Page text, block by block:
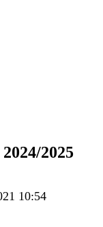
2025
10:54